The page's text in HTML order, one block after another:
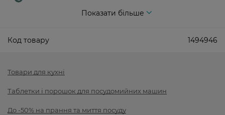
Показати більше
Код товару 1494946
Товари для кухні
Таблетки і порошок для посудомийних машин
До -50% на прання та миття посуду